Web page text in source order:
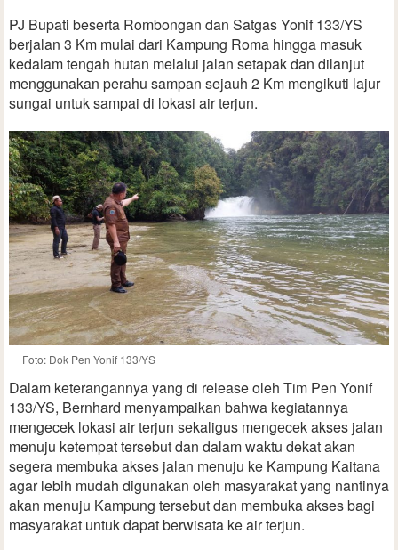
PJ Bupati beserta Rombongan dan Satgas Yonif 133/YS
berjalan 3 Km mulai dari Kampung Roma hingga masuk
kedalam tengah hutan melalui jalan setapak dan dilanjut
menggunakan perahu sampan sejauh 2 Km mengikuti lajur
sungai untuk sampai di lokasi air terjun.
Foto: Dok Pen Yonif 133/YS
Dalam keterangannya yang di release oleh Tim Pen Yonif
133/YS, Bernhard menyampaikan bahwa kegiatannya
mengecek lokasi air terjun sekaligus mengecek akses jalan
menuju ketempat tersebut dan dalam waktu dekat akan
segera membuka akses jalan menuju ke Kampung Kaitana
agar lebih mudah digunakan oleh masyarakat yang nantinya
akan menuju Kampung tersebut dan membuka akses bagi
masyarakat untuk dapat berwisata ke air terjun.